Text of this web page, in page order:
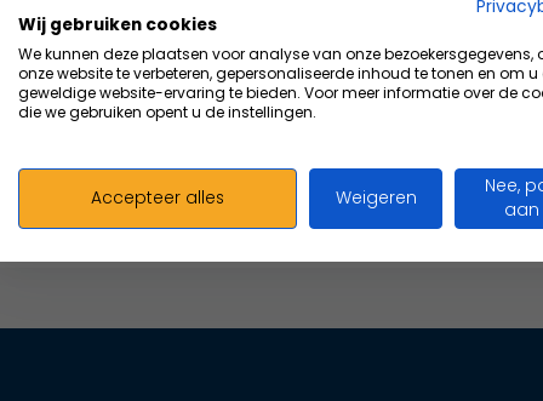
Vergelijk
1,44Excl. btw
Wij gebruiken cookies
We kunnen deze plaatsen voor analyse van onze bezoekersgegevens,
onze website te verbeteren, gepersonaliseerde inhoud te tonen en om u
geweldige website-ervaring te bieden. Voor meer informatie over de
die we gebruiken opent u de instellingen.
Accepteer alles Weigeren
Nee,
aan